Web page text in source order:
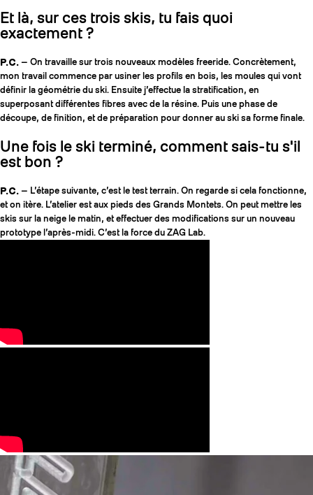
Et là, sur ces trois skis, tu fais quoi
exactement ?
P.C. — On travaille sur trois nouveaux modèles freeride. Concrètement,
mon travail commence par usiner les profils en bois, les moules qui vont
définir la géométrie du ski. Ensuite j’effectue la stratification, en
superposant différentes fibres avec de la résine. Puis une phase de
découpe, de finition, et de préparation pour donner au ski sa forme finale.
Une fois le ski terminé, comment sais-tu s'il
est bon ?
P.C. — L’étape suivante, c’est le test terrain. On regarde si cela fonctionne,
et on itère. L’atelier est aux pieds des Grands Montets. On peut mettre les
skis sur la neige le matin, et effectuer des modifications sur un nouveau
prototype l’après-midi. C’est la force du ZAG Lab.